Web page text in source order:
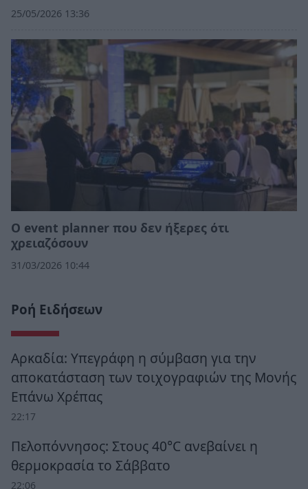
25/05/2026 13:36
Ο event planner που δεν ήξερες ότι
χρειαζόσουν
31/03/2026 10:44
Ροή Ειδήσεων
Αρκαδία: Υπεγράφη η σύμβαση για την
αποκατάσταση των τοιχογραφιών της Μονής
Επάνω Χρέπας
22:17
Πελοπόννησος: Στους 40°C ανεβαίνει η
θερμοκρασία το Σάββατο
22:06